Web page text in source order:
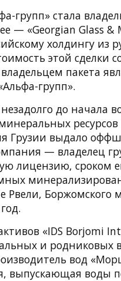
групп» стала
— «Georgian Glass
холдингу из
этой сделки
пакета
групп».
до начала
Грузии выдало
— владелец
лицензию, сроком
Рвели,
«IDS Borjomi
и родниковых
вод
выпускающая воды